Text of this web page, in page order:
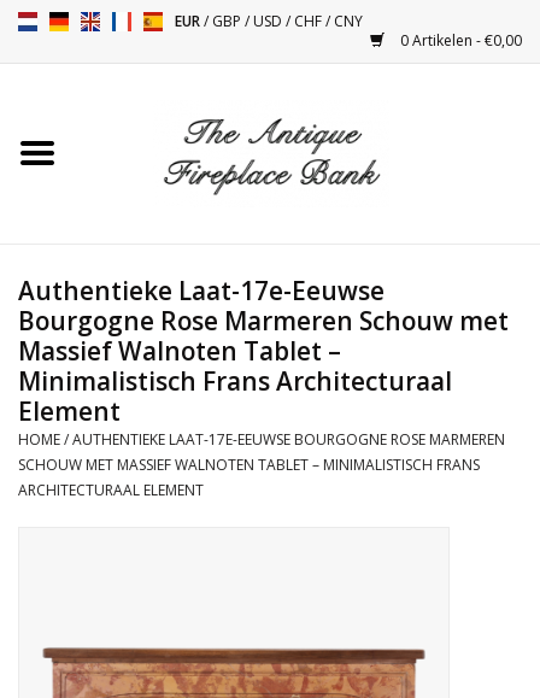
EUR/GBP /USD /CHF/CNY
0 Artikelen - €0,00
Toebehoren
Kacheltjes
Tafels
Antiquiteiten en Vintage
Vloeren - Steen, Terra Cotta
Authentieke Laat-17e-Eeuwse
Bourgogne Rose Marmeren Schouw met
Massief Walnoten Tablet –
Minimalistisch Frans Architecturaal
Element
HOME/AUTHENTIEKE LAAT-17E-EEUWSE BOURGOGNE ROSE MARMEREN
SCHOUW MET MASSIEF WALNOTEN TABLET – MINIMALISTISCH FRANS
ARCHITECTURAAL ELEMENT